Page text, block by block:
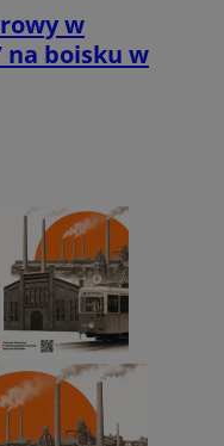
w
na boisku w